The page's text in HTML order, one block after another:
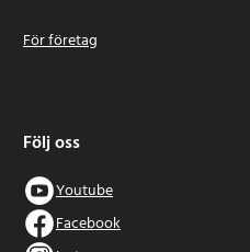
För företag
Följ oss
Youtube
Facebook